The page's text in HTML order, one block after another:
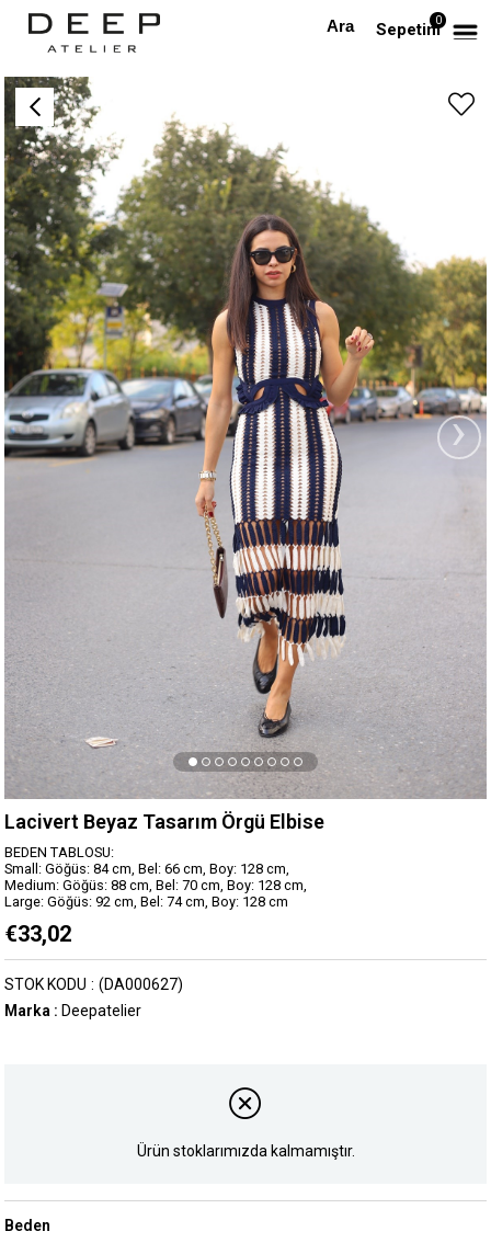
Sepetim0
Anasayfa Lacivert Beyaz Tasarım Örgü Elbise
›
Lacivert Beyaz Tasarım Örgü Elbise
BEDEN TABLOSU:
Small: Göğüs: 84 cm, Bel: 66 cm, Boy: 128 cm,
Medium: Göğüs: 88 cm, Bel: 70 cm, Boy: 128 cm,
Large: Göğüs: 92 cm, Bel: 74 cm, Boy: 128 cm
€33,02
(DA000627)
STOK KODU
Marka : Deepatelier
Ürün stoklarımızda kalmamıştır.
Beden